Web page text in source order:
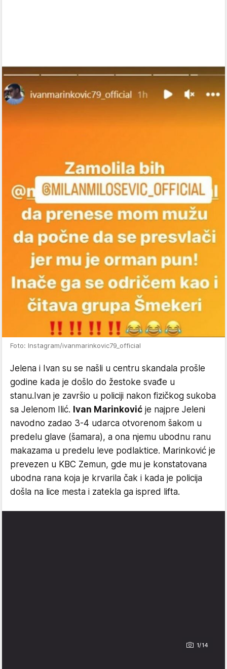
Foto: Instagram/ivanmarinkovic79_official
Jelena i Ivan su se našli u centru skandala prošle
godine kada je došlo do žestoke svađe u
stanu.Ivan je završio u policiji nakon fizičkog sukoba
sa Jelenom Ilić. Ivan Marinković je najpre Jeleni
navodno zadao 3-4 udarca otvorenom šakom u
predelu glave (šamara), a ona njemu ubodnu ranu
makazama u predelu leve podlaktice. Marinković je
prevezen u KBC Zemun, gde mu je konstatovana
ubodna rana koja je krvarila čak i kada je policija
došla na lice mesta i zatekla ga ispred lifta.
1/14